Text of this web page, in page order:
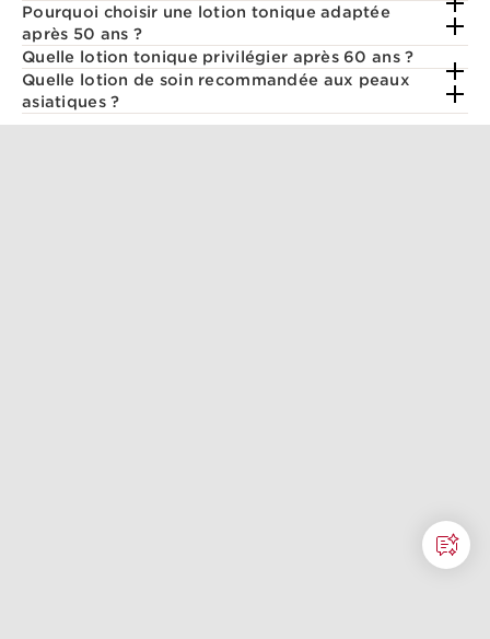
Pourquoi choisir une lotion tonique adaptée
après 50 ans ?
Quelle lotion tonique privilégier après 60 ans ?
Quelle lotion de soin recommandée aux peaux
asiatiques ?